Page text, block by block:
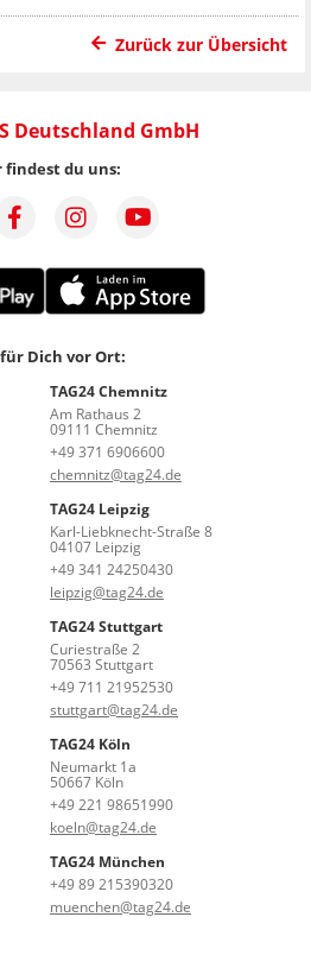
Zurück zur Übersicht
Deutschland GmbH
findest du uns:
Dich vor Ort:
TAG24 Chemnitz
Am Rathaus 2
09111 Chemnitz
+49 371 6906600
chemnitz@tag24.de
TAG24 Leipzig
Karl-Liebknecht-Straße 8
04107 Leipzig
+49 341 24250430
leipzig@tag24.de
TAG24 Stuttgart
Curiestraße 2
70563 Stuttgart
+49 711 21952530
stuttgart@tag24.de
TAG24 Köln
Neumarkt 1a
50667 Köln
+49 221 98651990
koeln@tag24.de
TAG24 München
+49 89 215390320
muenchen@tag24.de